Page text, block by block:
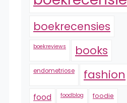
boekrecensies
boekreviews books
endometriose fashion
food foodblog foodie